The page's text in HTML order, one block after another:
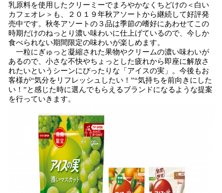
乳原料を使用したクリーミーでまろやかなくちどけの＜白い
カフェオレ＞も、２０１９年秋アソートから継続して好評発
売中です。秋冬アソートの３品は季節の嗜好にあわせてこの
時期だけのねっとり濃い味わいに仕上げているので、今しか
食べられない期間限定の味わいが楽しめます。
一粒にぎゅっと凝縮された果物やクリームの濃い味わいが
あるので、小さな不快やちょっとした疲れから即座に解放さ
れたいというシーンにぴったりな「アイスの実」。今後もお
客様が“気分をリフレッシュしたい！”“気持ちを前向きにした
い！”と感じた時に選んでもらえるブランドになるような提案
を行っていきます。